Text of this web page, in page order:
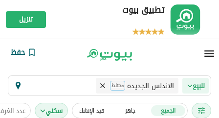
تطبيق بيوت
تنزيل
حفظ
للبيع الاندلس الجديده مختلط
الجميع جاهز قيد الإنشاء سكني عدد